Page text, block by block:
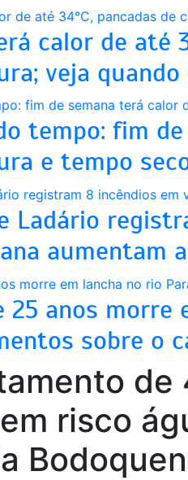
calor de até
veja
tempo: fim
e tempo
Ladário
aumentam
25 anos morre
sobre o
risco